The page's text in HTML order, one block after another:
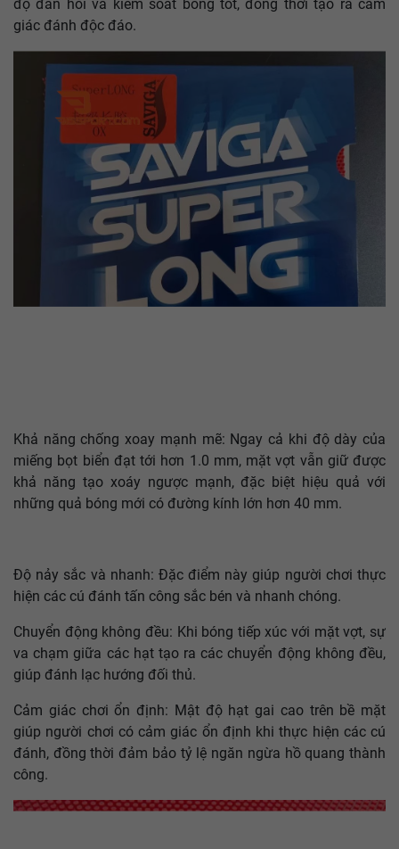
độ đàn hồi và kiểm soát bóng tốt, đồng thời tạo ra cảm
giác đánh độc đáo.
Khả năng chống xoay mạnh mẽ: Ngay cả khi độ dày của
miếng bọt biển đạt tới hơn 1.0 mm, mặt vợt vẫn giữ được
khả năng tạo xoáy ngược mạnh, đặc biệt hiệu quả với
những quả bóng mới có đường kính lớn hơn 40 mm.
Độ nảy sắc và nhanh: Đặc điểm này giúp người chơi thực
hiện các cú đánh tấn công sắc bén và nhanh chóng.
Chuyển động không đều: Khi bóng tiếp xúc với mặt vợt, sự
va chạm giữa các hạt tạo ra các chuyển động không đều,
giúp đánh lạc hướng đối thủ.
Cảm giác chơi ổn định: Mật độ hạt gai cao trên bề mặt
giúp người chơi có cảm giác ổn định khi thực hiện các cú
đánh, đồng thời đảm bảo tỷ lệ ngăn ngừa hồ quang thành
công.